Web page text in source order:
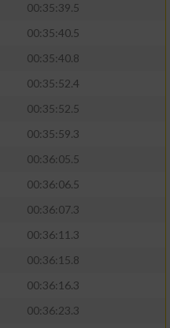
00:35:39.5
00:35:40.5
00:35:40.8
00:35:52.4
00:35:52.5
00:35:59.3
00:36:05.5
00:36:06.5
00:36:07.3
00:36:11.3
00:36:15.8
00:36:16.3
00:36:23.3